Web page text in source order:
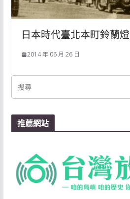
日本時代臺北本町鈴蘭燈
2014 年 06 月 26 日
推薦網站